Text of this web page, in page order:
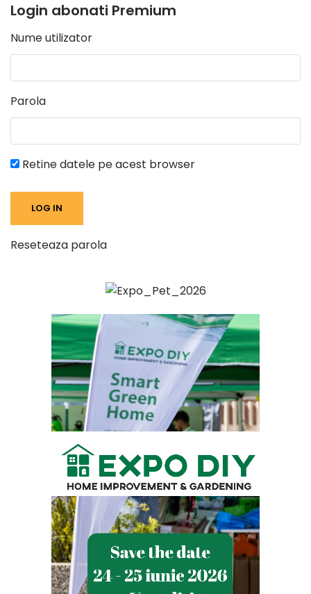
Login abonati Premium
Nume utilizator
Parola
Retine datele pe acest browser
Reseteaza parola